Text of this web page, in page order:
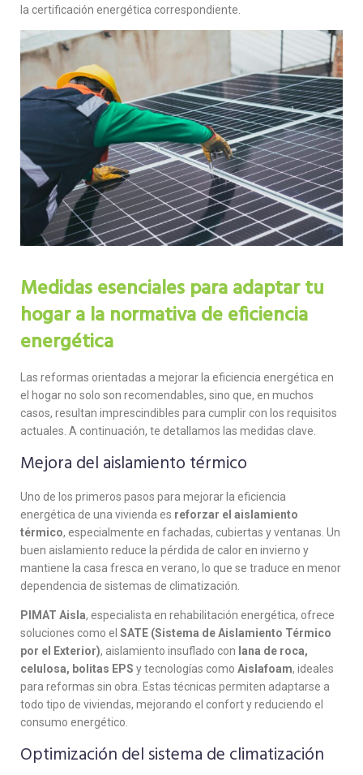
la certificación energética correspondiente.
Medidas esenciales para adaptar tu
hogar a la normativa de eficiencia
energética
Las reformas orientadas a mejorar la eficiencia energética en
el hogar no solo son recomendables, sino que, en muchos
casos, resultan imprescindibles para cumplir con los requisitos
actuales. A continuación, te detallamos las medidas clave.
Mejora del aislamiento térmico
Uno de los primeros pasos para mejorar la eficiencia
energética de una vivienda es reforzar el aislamiento
térmico, especialmente en fachadas, cubiertas y ventanas. Un
buen aislamiento reduce la pérdida de calor en invierno y
mantiene la casa fresca en verano, lo que se traduce en menor
dependencia de sistemas de climatización.
PIMAT Aisla, especialista en rehabilitación energética, ofrece
soluciones como el SATE (Sistema de Aislamiento Térmico
por el Exterior), aislamiento insuflado con lana de roca,
celulosa, bolitas EPS y tecnologías como Aislafoam, ideales
para reformas sin obra. Estas técnicas permiten adaptarse a
todo tipo de viviendas, mejorando el confort y reduciendo el
consumo energético.
Optimización del sistema de climatización